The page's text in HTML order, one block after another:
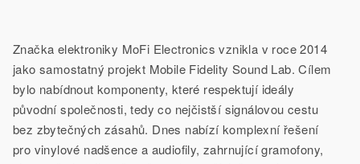
Značka elektroniky MoFi Electronics vznikla v roce 2014
jako samostatný projekt Mobile Fidelity Sound Lab. Cílem
bylo nabídnout komponenty, které respektují ideály
původní společnosti, tedy co nejčistší signálovou cestu
bez zbytečných zásahů. Dnes nabízí komplexní řešení
pro vinylové nadšence a audiofily, zahrnující gramofony,